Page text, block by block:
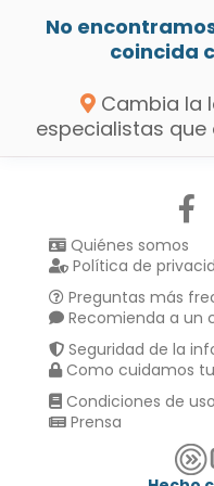
No
coincida
Cambia la
especialistas
Quiénes somos
Política de
Preguntas más
Recomienda a un
Seguridad de la
Como cuidamos
Condiciones de uso
Prensa